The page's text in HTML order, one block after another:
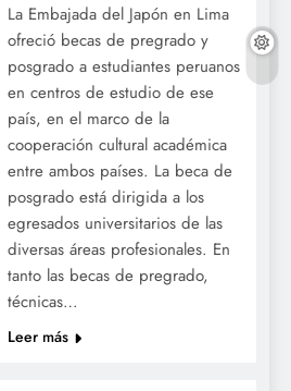
La Embajada del Japón en Lima
ofreció becas de pregrado y
posgrado a estudiantes peruanos
en centros de estudio de ese
país, en el marco de la
cooperación cultural académica
entre ambos países. La beca de
posgrado está dirigida a los
egresados universitarios de las
diversas áreas profesionales. En
tanto las becas de pregrado,
técnicas…
Leer más